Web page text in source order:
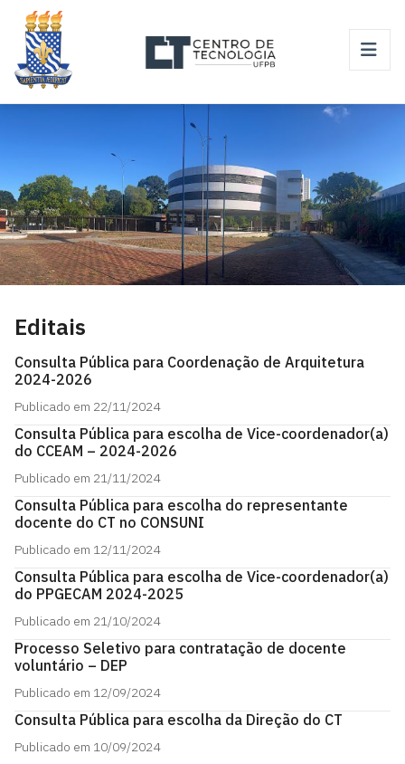
Editais
Consulta Pública para Coordenação de Arquitetura
2024-2026
Publicado em 22/11/2024
Consulta Pública para escolha de Vice-coordenador(a)
do CCEAM – 2024-2026
Publicado em 21/11/2024
Consulta Pública para escolha do representante
docente do CT no CONSUNI
Publicado em 12/11/2024
Consulta Pública para escolha de Vice-coordenador(a)
do PPGECAM 2024-2025
Publicado em 21/10/2024
Processo Seletivo para contratação de docente
voluntário – DEP
Publicado em 12/09/2024
Consulta Pública para escolha da Direção do CT
Publicado em 10/09/2024